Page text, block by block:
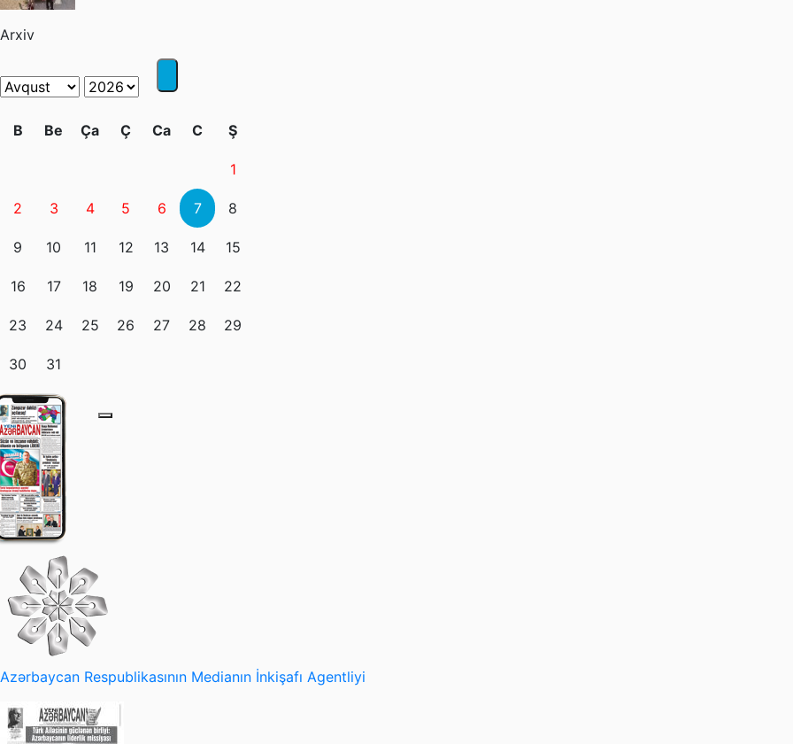
Arxiv
B Be Ça Ç Ca C Ş
1
2 3 4 5 6 7 8
9 10 11 12 13 14 15
16 17 18 19 20 21 22
23 24 25 26 27 28 29
30 31
Azərbaycan Respublikasının Medianın İnkişafı Agentliyi